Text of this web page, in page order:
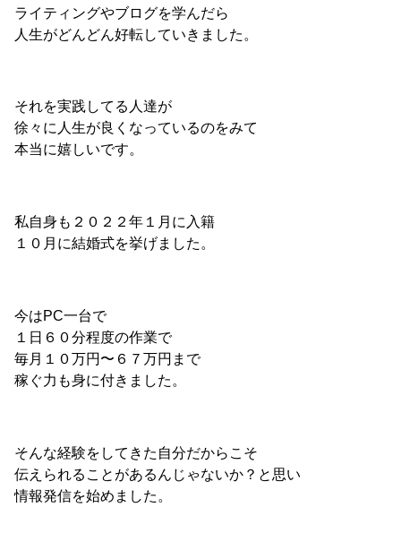
ライティングやブログを学んだら
人生がどんどん好転していきました。
それを実践してる人達が
徐々に人生が良くなっているのをみて
本当に嬉しいです。
私自身も２０２２年１月に入籍
１０月に結婚式を挙げました。
今はPC一台で
１日６０分程度の作業で
毎月１０万円〜６７万円まで
稼ぐ力も身に付きました。
そんな経験をしてきた自分だからこそ
伝えられることがあるんじゃないか？と思い
情報発信を始めました。